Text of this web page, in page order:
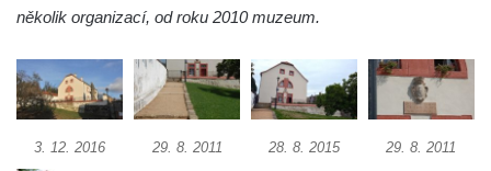
několik organizací, od roku 2010 muzeum.
3. 12. 2016 29. 8. 2011 28. 8. 2015 29. 8. 2011